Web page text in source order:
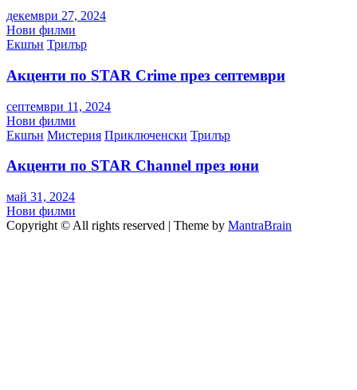
декември 27, 2024
Нови филми
Екшън Трилър
Акценти по STAR Crime през септември
септември 11, 2024
Нови филми
Екшън Мистерия Приключенски Трилър
Акценти по STAR Channel през юни
май 31, 2024
Нови филми
Copyright © All rights reserved | Theme by MantraBrain